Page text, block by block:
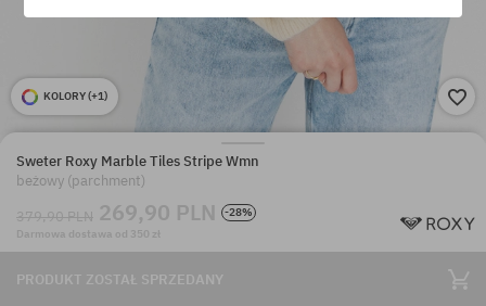
KOLORY (+1)
Sweter Roxy Marble Tiles Stripe Wmn
beżowy (parchment)
379,90 PLN 269,90 PLN
-28%
Darmowa dostawa od 350 zł
PRODUKT ZOSTAŁ SPRZEDANY